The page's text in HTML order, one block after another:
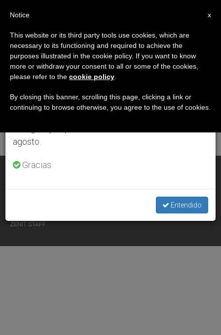
ETIQUETA
Posts Tagged ‘Mons.
Charles Scicluna’
ÚLTIMAS NOTICIAS
México: Aplazada la misión de Mons. Scicluna para luchar
ZENIT STAFF
×
Aviso importante
Del 27 de julio al 7 de agosto haremos la pausa
anual, aprovechando que en el periodo de verano
se generan menos informaciones y también el
agosto.
Gracias.
Entendido
x
Notice
This website or its third party tools use cookies, which are
necessary to its functioning and required to achieve the
purposes illustrated in the cookie policy. If you want to know
more or withdraw your consent to all or some of the cookies,
please refer to the cookie policy
By closing this banner, scrolling this page, clicking a link or
continuing to browse otherwise, you agree to the use of cookies.